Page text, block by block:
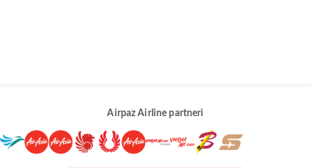
Airpaz Airline partneri